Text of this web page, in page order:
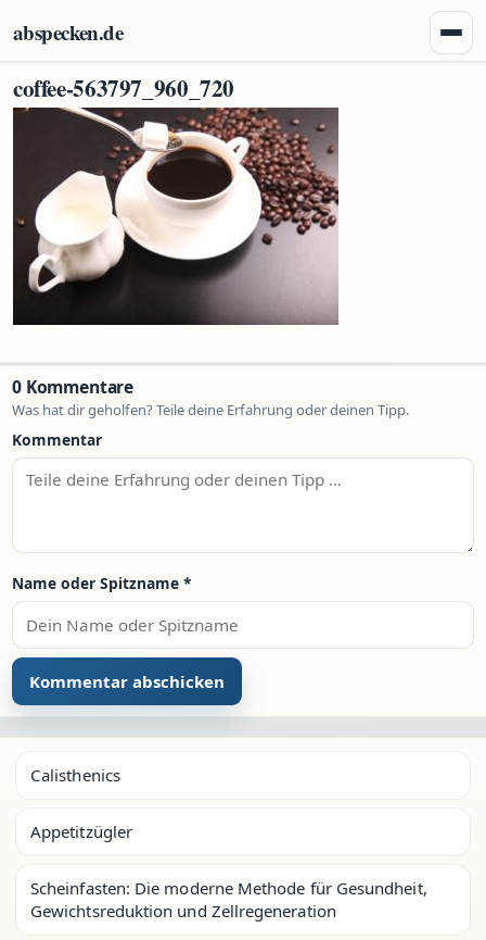
abspecken.de
coffee-563797_960_720
0 Kommentare
Was hat dir geholfen? Teile deine Erfahrung oder deinen Tipp.
Kommentar
Name oder Spitzname *
Calisthenics
Appetitzügler
Scheinfasten: Die moderne Methode für Gesundheit,
Gewichtsreduktion und Zellregeneration